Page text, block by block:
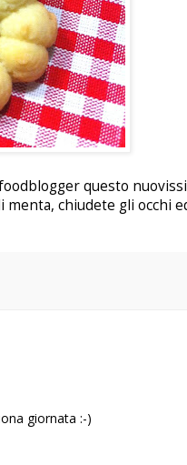
questo
chiudete gli occhi
giornata :-)